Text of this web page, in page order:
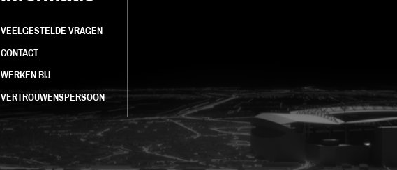
VEELGESTELDE VRAGEN
CONTACT
WERKEN BIJ
VERTROUWENSPERSOON